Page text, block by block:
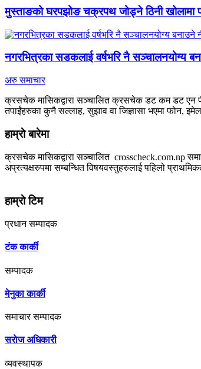
मुस्ताङको घरपझोङ चक्रपथ जोड्ने ठिनी खोलामा
नगरभित्रका सडकलाई वर्षभरि नै सञ्चालनयोग्य
अरु समाचार
क्रसचेक मासिकद्वारा सञ्चालित क्रसचेक डट कम डट एन
तपाईंहरुका कुनै सल्लाह, सुझाव वा जिज्ञासा भएमा फोन,
हाम्राे बारेमा
क्रसचेक मासिकद्वारा सञ्चालित crosscheck.com.np
अप्रत्यक्षरुपमा सम्बन्धित विषयवस्तुहरुलाई पहिलो
हाम्राे टिम
प्रधान सम्पादक
टंक कार्की
सम्पादक
मेनुका कार्की
समाचार सम्पादक
सराेज अधिकारी
व्यवस्थापक